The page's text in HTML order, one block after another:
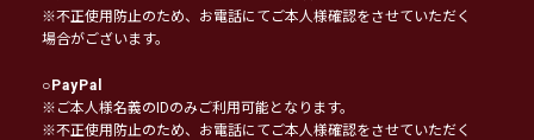
※不正使用防止のため、お電話にてご本人様確認をさせていただく
場合がございます。
○PayPal
※ご本人様名義のIDのみご利用可能となります。
※不正使用防止のため、お電話にてご本人様確認をさせていただく